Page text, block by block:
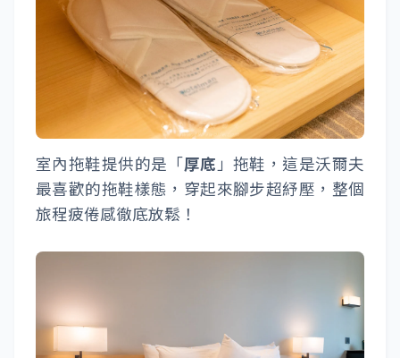
室內拖鞋提供的是「厚底 」拖鞋，這是沃爾夫
最喜歡的拖鞋樣態，穿起來腳步超紓壓，整個
旅程疲倦感徹底放鬆！